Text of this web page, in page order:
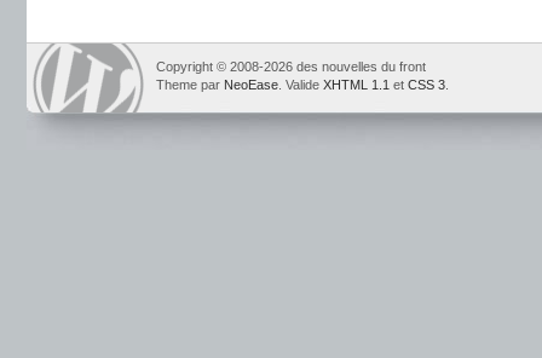
Copyright © 2008-2026 des nouvelles du front
Theme par NeoEase . Valide XHTML 1.1 et CSS 3